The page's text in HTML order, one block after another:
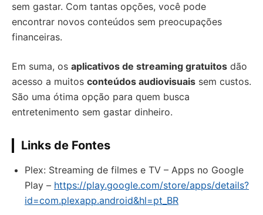
sem gastar. Com tantas opções, você pode
encontrar novos conteúdos sem preocupações
financeiras.
Em suma, os aplicativos de streaming gratuitos dão
acesso a muitos conteúdos audiovisuais sem custos.
São uma ótima opção para quem busca
entretenimento sem gastar dinheiro.
Links de Fontes
Plex: Streaming de filmes e TV – Apps no Google
Play – https://play.google.com/store/apps/details?
id=com.plexapp.android&hl=pt_BR